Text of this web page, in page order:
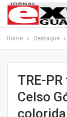
Home Destaque
TRE-
Celso